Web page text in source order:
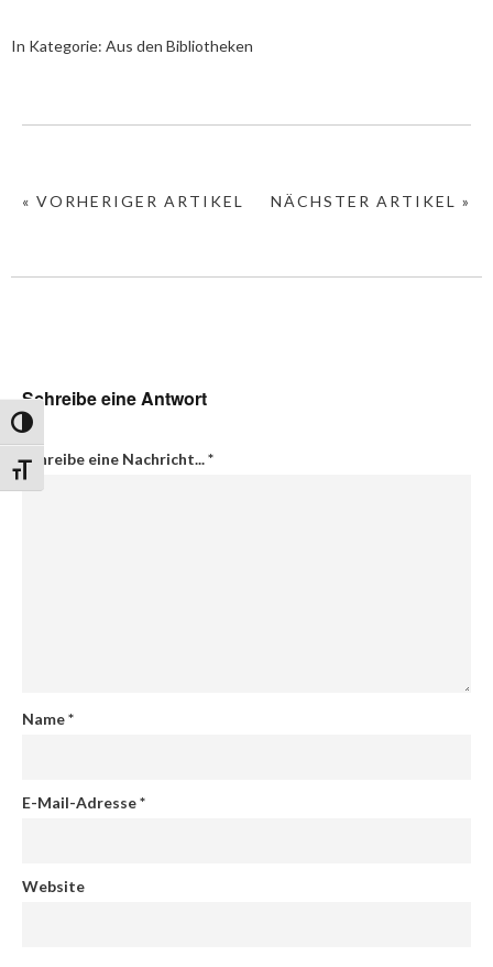
Umschalten auf hohe Kontraste
Schrift vergrößern
In Kategorie: Aus den Bibliotheken
NÄCHSTER ARTIKEL »
« VORHERIGER ARTIKEL
Schreibe eine Antwort
Schreibe eine Nachricht...*
Name*
E-Mail-Adresse*
Website